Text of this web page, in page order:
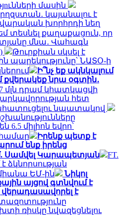
մասին
կայանալու է
խորհրդի նեղ
տեսնել քաղաքացուն, որ
մնա․ Վահագն
Թուրքիան սկսել է
պարեկությունը՝ ՆԱՏՕ-ի
Ի՞նչ եք ակնկալում
քվերակեք նրա օգտին․
մլն դրամ կհատկացվի
հետ
նպատակով
6.5 միլիոն եվրո՝
համար
Իրենք պետք է
ենք իրենց
Սամվել Կարապետյան
FT.
ձկնորսության
միանա ԵՄ-ին
Նիկոլ
այցով գտնվում է
է
ռիսկը նվազեցնելու